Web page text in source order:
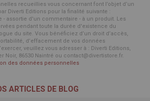
recueillies vous concernant font l’objet d’un
Diverti Editions pour la finalité suivante :
- assortie d'un commentaire - à un produit. Les
pendant toute la durée d'existence du
du site. Vous bénéficiez d’un droit d’accès,
d’effacement de vos données
veuillez vous adresser à : Diverti Editions,
Noir, 86530 Naintré ou contact@divertistore.fr.
des données personnelles
ARTICLES DE BLOG